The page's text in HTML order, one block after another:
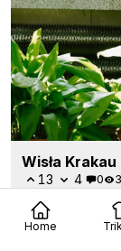
Home
Wisła
13 4 0